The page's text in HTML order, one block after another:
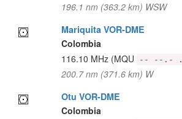
196.1 nm (363.2 km) WSW
Mariquita VOR-DME
Colombia
116.10 MHz (MQU -- --.-
200.7 nm (371.6 km) W
Otu VOR-DME
Colombia